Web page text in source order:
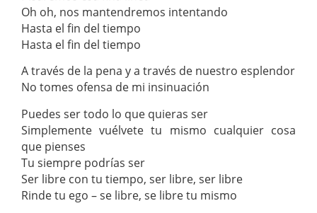
Oh oh, nos mantendremos intentando
Hasta el fin del tiempo
Hasta el fin del tiempo
A través de la pena y a través de nuestro esplendor
No tomes ofensa de mi insinuación
Puedes ser todo lo que quieras ser
Simplemente vuélvete tu mismo cualquier cosa
que pienses
Tu siempre podrías ser
Ser libre con tu tiempo, ser libre, ser libre
Rinde tu ego – se libre, se libre tu mismo